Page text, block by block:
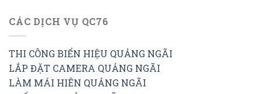
CÁC DỊCH VỤ QC76
THI CÔNG BIỂN HIỆU QUẢNG NGÃI
LẮP ĐẶT CAMERA QUẢNG NGÃI
LÀM MÁI HIÊN QUẢNG NGÃI